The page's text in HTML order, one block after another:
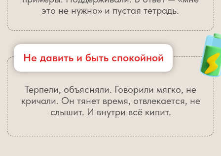
ЧТОБЫ
в своих силах и спокойное
отношение к учёбе
Ребёнок сам организовывал своё время,
и телефон перестал управлять его днём
сделаны спокойно и без напоминаний